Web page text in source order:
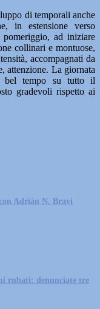
di temporali anche
in estensione verso
ad iniziare
collinari e montuose,
accompagnati da
attenzione. La giornata
bel tempo su tutto il
gradevoli rispetto ai
Adrián N. Bravi
rubati: denunciate tre